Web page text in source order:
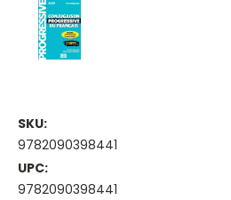
SKU:
9782090398441
UPC:
9782090398441